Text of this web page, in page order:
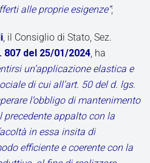
alle proprie esigenze”;
, il Consiglio di Stato, Sez.
807 del 25/01/2024, ha
un’applicazione elastica e
di cui all’art. 50 del d. lgs.
l’obbligo di mantenimento
appalto con la
in essa insita di
efficiente e coerente con la